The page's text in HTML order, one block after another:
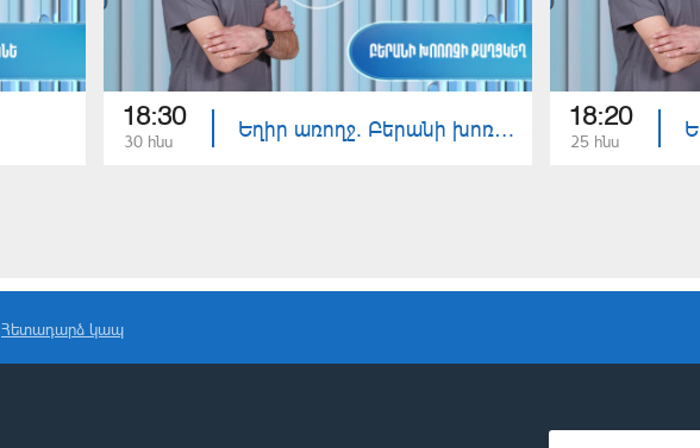
18:30
30 հնս Եղիր առողջ. Բերանի խոռոչի քաղցկեղ 18:20
25 հնս
Հետադարձ կապ